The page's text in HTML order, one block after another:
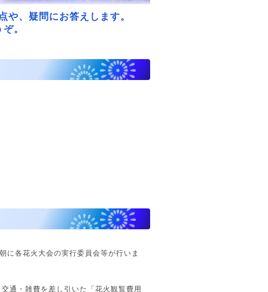
や、疑問にお答えします。
。
に各花火大会の実行委員会等が行いま
通・雑費を差し引いた「花火観覧費用